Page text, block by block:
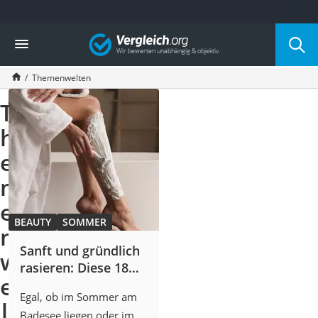
Die beliebtesten Vergleiche nach Kategorie
Service
Vergleich
Themenwelten
T
h
e
m
e
n
w
e
l
BEAUTY SOMMER
Sanft und gründlich
rasieren: Diese 18
sorgen für wirklich
Egal, ob im Sommer am
Badesee liegen oder im